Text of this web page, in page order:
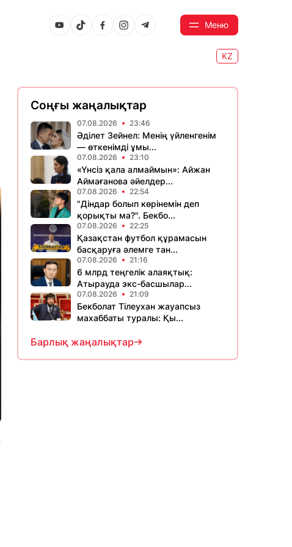
Меню
KZ
Соңғы жаңалықтар
07.08.2026 23:46
Әділет Зейнел: Менің үйленгенім
— өткенімді ұмы...
07.08.2026 23:10
«Үнсіз қала алмаймын»: Айжан
Аймағанова әйелдер...
07.08.2026 22:54
"Діндар болып көрінемін деп
қорықты ма?". Бекбо...
07.08.2026 22:25
Қазақстан футбол құрамасын
басқаруға әлемге тан...
07.08.2026 21:16
6 млрд теңгелік алаяқтық:
Атырауда экс-басшылар...
07.08.2026 21:09
Бекболат Тілеухан жауапсыз
махаббаты туралы: Қы...
Барлық жаңалықтар